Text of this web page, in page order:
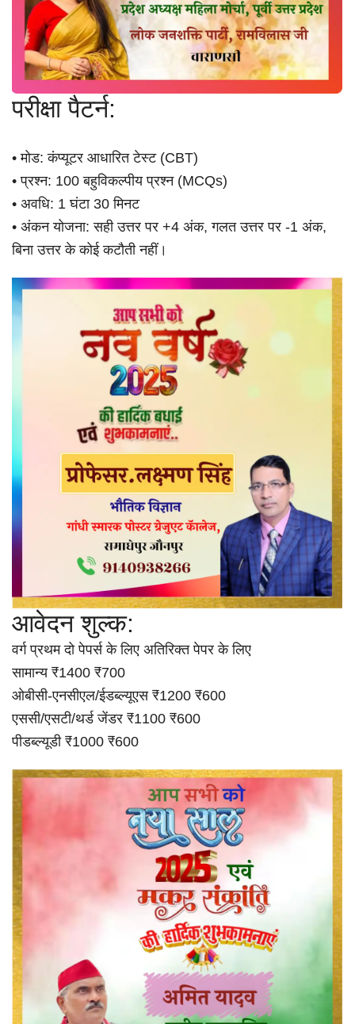
परीक्षा पैटर्न:
• मोड: कंप्यूटर आधारित टेस्ट (CBT)
• प्रश्न: 100 बहुविकल्पीय प्रश्न (MCQs)
• अवधि: 1 घंटा 30 मिनट
• अंकन योजना: सही उत्तर पर +4 अंक, गलत उत्तर पर -1 अंक,
बिना उत्तर के कोई कटौती नहीं।
आवेदन शुल्क:
वर्ग प्रथम दो पेपर्स के लिए अतिरिक्त पेपर के लिए
सामान्य ₹1400 ₹700
ओबीसी-एनसीएल/ईडब्ल्यूएस ₹1200 ₹600
एससी/एसटी/थर्ड जेंडर ₹1100 ₹600
पीडब्ल्यूडी ₹1000 ₹600